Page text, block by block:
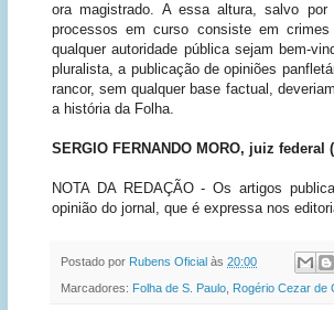
ora magistrado. A essa altura, salvo
processos em curso consiste em
qualquer autoridade pública sejam bem-
pluralista, a publicação de opiniões
rancor, sem qualquer base factual,
a história da Folha.
SERGIO FERNANDO MORO, juiz federal
NOTA DA REDAÇÃO - Os artigos
opinião do jornal, que é expressa nos
Postado por Rubens Oficial às 20:00
Marcadores: Folha de S. Paulo, Rogério Cezar de